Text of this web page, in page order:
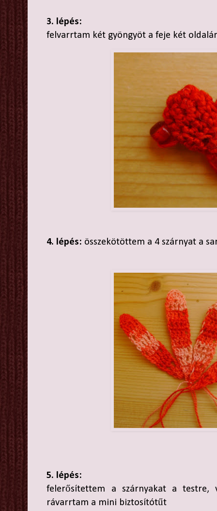
3. lépés:
felvarrtam két gyöngyöt a feje két
4. lépés: összekötöttem a 4 szárnyat a
5. lépés:
felerősítettem a szárnyakat a testre,
rávarrtam a mini biztosítótűt